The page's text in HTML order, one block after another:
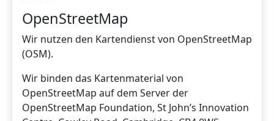
OpenStreetMap
Wir nutzen den Kartendienst von OpenStreetMap
(OSM).
Wir binden das Kartenmaterial von
OpenStreetMap auf dem Server der
OpenStreetMap Foundation, St John’s Innovation